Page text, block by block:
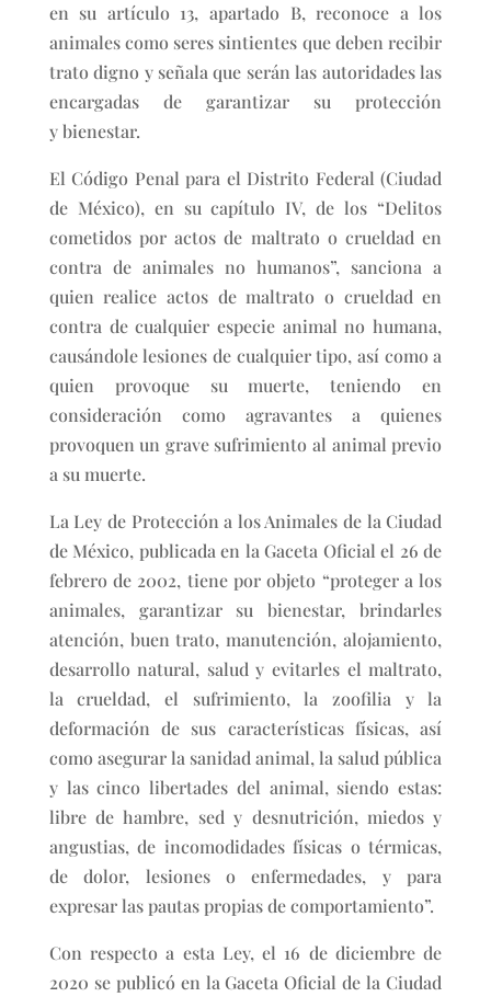
en su artículo 13, apartado B, reconoce a los
animales como seres sintientes que deben recibir
trato digno y señala que serán las autoridades las
encargadas de garantizar su protección
y bienestar.
El Código Penal para el Distrito Federal (Ciudad
de México), en su capítulo IV, de los “Delitos
cometidos por actos de maltrato o crueldad en
contra de animales no humanos”, sanciona a
quien realice actos de maltrato o crueldad en
contra de cualquier especie animal no humana,
causándole lesiones de cualquier tipo, así como a
quien provoque su muerte, teniendo en
consideración como agravantes a quienes
provoquen un grave sufrimiento al animal previo
a su muerte.
La Ley de Protección a los Animales de la Ciudad
de México, publicada en la Gaceta Oficial el 26 de
febrero de 2002, tiene por objeto “proteger a los
animales, garantizar su bienestar, brindarles
atención, buen trato, manutención, alojamiento,
desarrollo natural, salud y evitarles el maltrato,
la crueldad, el sufrimiento, la zoofilia y la
deformación de sus características físicas, así
como asegurar la sanidad animal, la salud pública
y las cinco libertades del animal, siendo estas:
libre de hambre, sed y desnutrición, miedos y
angustias, de incomodidades físicas o térmicas,
de dolor, lesiones o enfermedades, y para
expresar las pautas propias de comportamiento”.
Con respecto a esta Ley, el 16 de diciembre de
2020 se publicó en la Gaceta Oficial de la Ciudad